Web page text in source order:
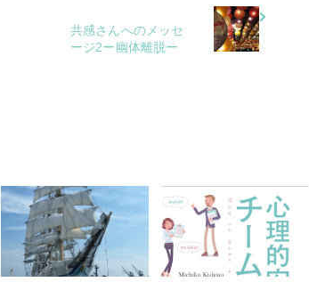
共感さんへのメッセ
ージ2ー幽体離脱ー